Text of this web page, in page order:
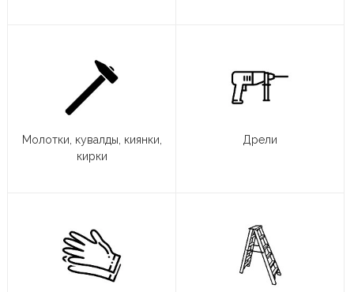
Молотки, кувалды, киянки,
кирки
Дрели